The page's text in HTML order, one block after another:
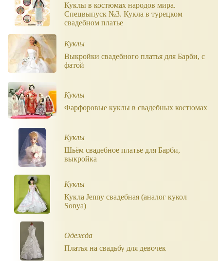
Куклы в костюмах народов мира.
Спецвыпуск №3. Кукла в турецком
свадебном платье
Куклы
Выкройки свадебного платья для Барби, с
фатой
Куклы
Фарфоровые куклы в свадебных костюмах
Куклы
Шьём свадебное платье для Барби,
выкройка
Куклы
Кукла Jenny свадебная (аналог кукол
Sonya)
Одежда
Платья на свадьбу для девочек